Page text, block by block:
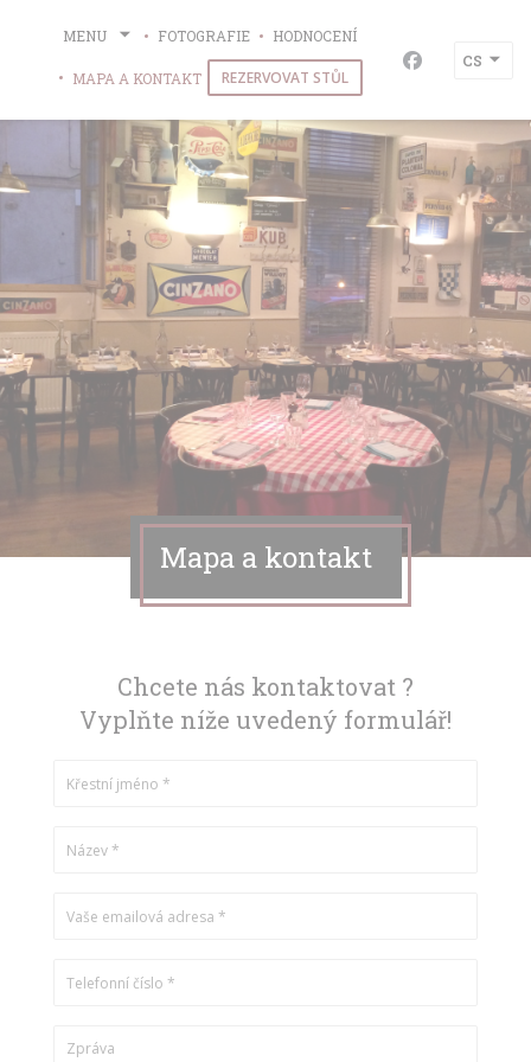
MENU FOTOGRAFIE HODNOCENÍ
MAPA A KONTAKT REZERVOVAT STŮL Facebook
CS
Mapa a kontakt
Chcete nás kontaktovat ?
Vyplňte níže uvedený formulář!